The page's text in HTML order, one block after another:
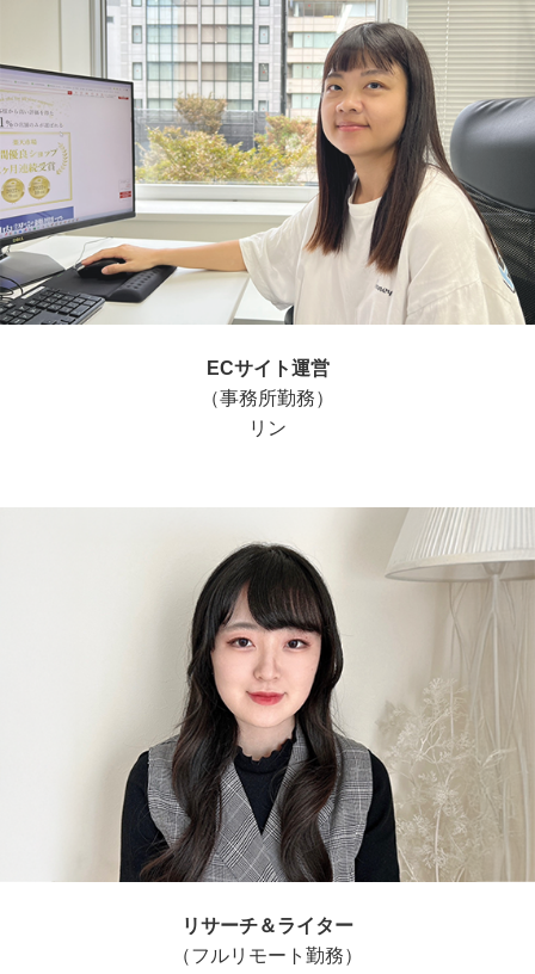
ECサイト運営
（事務所勤務）
リン
リサーチ＆ライター
（フルリモート勤務）